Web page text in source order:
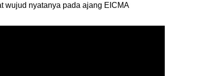
wujud nyatanya pada ajang EICMA